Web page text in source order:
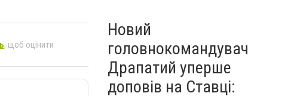
, щоб оцінити
Новий
головнокомандувач
Драпатий уперше
доповів на Ставці: